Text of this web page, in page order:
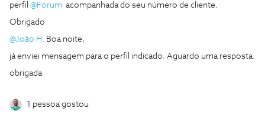
perfil @Fórum acompanhada do seu número de cliente.
Obrigado
@João H. Boa noite,
já enviei mensagem para o perfil indicado. Aguardo uma resposta.
obrigada
1 pessoa gostou